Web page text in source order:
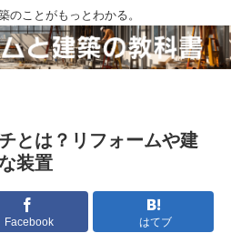
のことがもっとわかる。
とは？リフォームや建
装置
Facebook はてブ